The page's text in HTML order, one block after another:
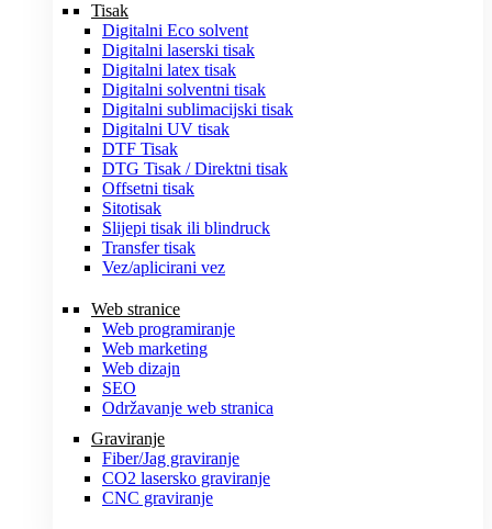
Tisak
Digitalni Eco solvent
Digitalni laserski tisak
Digitalni latex tisak
Digitalni solventni tisak
Digitalni sublimacijski tisak
Digitalni UV tisak
DTF Tisak
DTG Tisak / Direktni tisak
Offsetni tisak
Sitotisak
Slijepi tisak ili blindruck
Transfer tisak
Vez/aplicirani vez
Web stranice
Web programiranje
Web marketing
Web dizajn
SEO
Održavanje web stranica
Graviranje
Fiber/Jag graviranje
CO2 lasersko graviranje
CNC graviranje